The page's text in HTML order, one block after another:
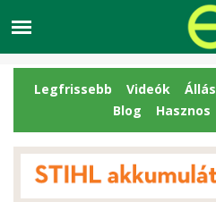
Legfrissebb Videók Állás
Blog
Hasznos